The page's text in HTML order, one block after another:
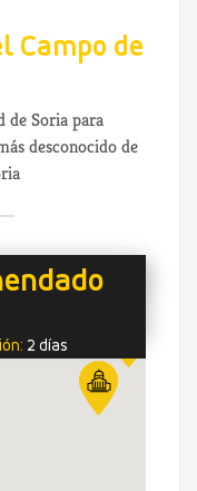
Campo de
de Soria para
desconocido de
2 días